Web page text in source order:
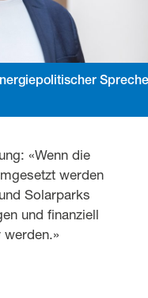
«Wenn die
werden
Solarparks
und finanziell